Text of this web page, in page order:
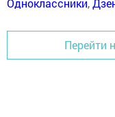
Одноклассники,
Перейти